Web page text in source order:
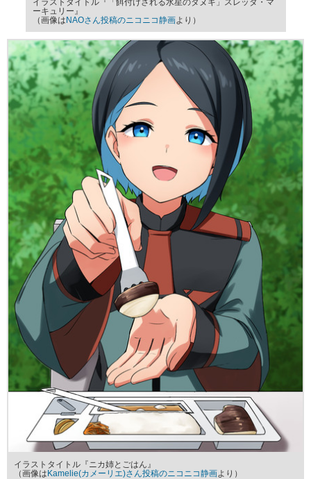
イラストタイトル『「餌付けされる水星のタヌキ」スレッタ・マ
ーキュリー』
（画像は NAOさん投稿のニコニコ静画より）
イラストタイトル『ニカ姉とごはん』
（画像は Kamelie(カメーリエ)さん投稿のニコニコ静画より）